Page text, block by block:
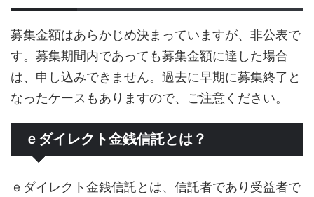
募集金額はあらかじめ決まっていますが、非公表で
す。募集期間内であっても募集金額に達した場合
は、申し込みできません。過去に早期に募集終了と
なったケースもありますので、ご注意ください。
ｅダイレクト金銭信託とは？
ｅダイレクト金銭信託とは、信託者であり受益者で